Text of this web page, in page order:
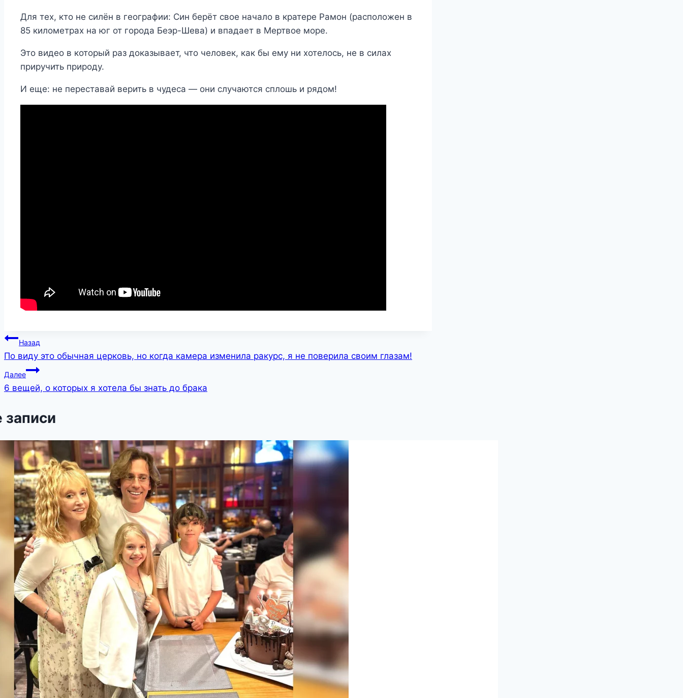
Для тех, кто не силён в географии: Син берёт свое начало в кратере Рамон (расположен в
85 километрах на юг от города Беэр-Шева) и впадает в Мертвое море.
Это видео в который раз доказывает, что человек, как бы ему ни хотелось, не в силах
приручить природу.
И еще: не переставай верить в чудеса — они случаются сплошь и рядом!
Навигация
по
записям
Назад
По виду это обычная церковь, но когда камера изменила ракурс, я не поверила своим глазам!
Далее
6 вещей, о которых я хотела бы знать до брака